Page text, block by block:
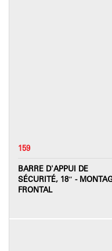
159
BARRE D'APPUI DE
SÉCURITÉ, 18″ -
FRONTAL